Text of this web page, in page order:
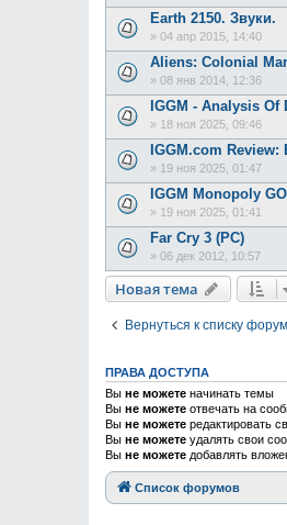
Earth 2150. Звуки.
» 04 апр 2015, 14:40
Aliens: Colonial
» 08 янв 2014, 12:36
IGGM - Analysis
» 18 ноя 2025, 09:46
IGGM.com
» 19 ноя 2025, 01:47
IGGM Monopoly
» 19 ноя 2025, 01:41
Far Cry 3 (PC)
» 06 дек 2012, 10:57
Новая тема
Вернуться к списку
ПРАВА ДОСТУПА
Вы не можете начинать темы
Вы не можете отвечать на
Вы не можете редактировать
Вы не можете удалять свои
Вы не можете добавлять
Список форумов